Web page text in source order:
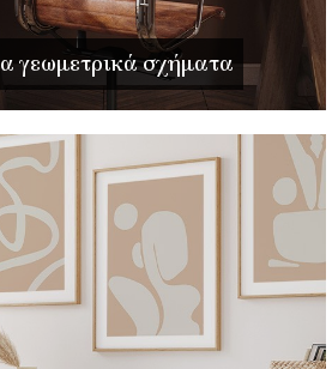
γεωμετρικά σχήματα